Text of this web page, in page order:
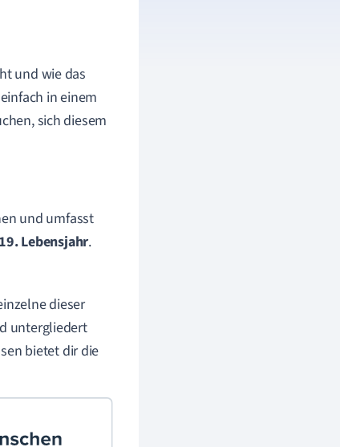
und wie das
in einem
sich diesem
und umfasst
Lebensjahr.
dieser
untergliedert
bietet dir die